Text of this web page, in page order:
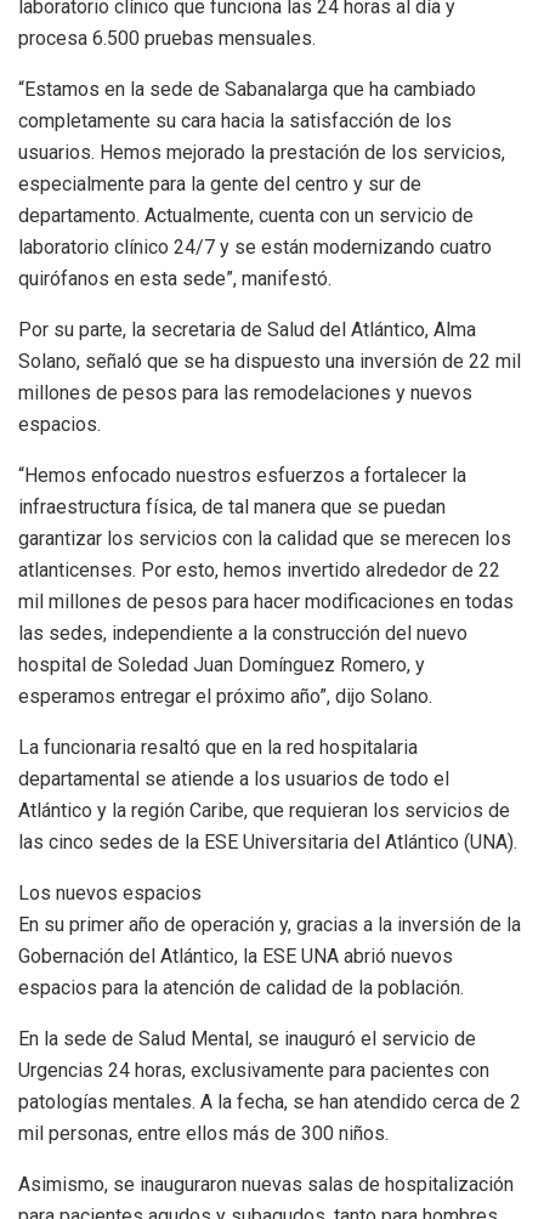
laboratorio clínico que funciona las 24 horas al día y
procesa 6.500 pruebas mensuales.
“Estamos en la sede de Sabanalarga que ha cambiado
completamente su cara hacia la satisfacción de los
usuarios. Hemos mejorado la prestación de los servicios,
especialmente para la gente del centro y sur de
departamento. Actualmente, cuenta con un servicio de
laboratorio clínico 24/7 y se están modernizando cuatro
quirófanos en esta sede”, manifestó.
Por su parte, la secretaria de Salud del Atlántico, Alma
Solano, señaló que se ha dispuesto una inversión de 22 mil
millones de pesos para las remodelaciones y nuevos
espacios.
“Hemos enfocado nuestros esfuerzos a fortalecer la
infraestructura física, de tal manera que se puedan
garantizar los servicios con la calidad que se merecen los
atlanticenses. Por esto, hemos invertido alrededor de 22
mil millones de pesos para hacer modificaciones en todas
las sedes, independiente a la construcción del nuevo
hospital de Soledad Juan Domínguez Romero, y
esperamos entregar el próximo año”, dijo Solano.
La funcionaria resaltó que en la red hospitalaria
departamental se atiende a los usuarios de todo el
Atlántico y la región Caribe, que requieran los servicios de
las cinco sedes de la ESE Universitaria del Atlántico (UNA).
Los nuevos espacios
En su primer año de operación y, gracias a la inversión de la
Gobernación del Atlántico, la ESE UNA abrió nuevos
espacios para la atención de calidad de la población.
En la sede de Salud Mental, se inauguró el servicio de
Urgencias 24 horas, exclusivamente para pacientes con
patologías mentales. A la fecha, se han atendido cerca de 2
mil personas, entre ellos más de 300 niños.
Asimismo, se inauguraron nuevas salas de hospitalización